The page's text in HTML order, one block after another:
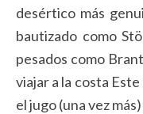
desértico más
bautizado como
pesados como
viajar a la costa
el jugo (una vez